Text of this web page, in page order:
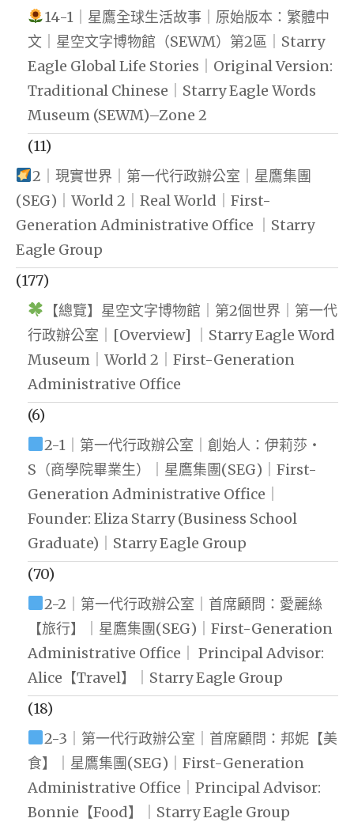
14-1｜星鷹全球生活故事｜原始版本：繁體中
文｜星空文字博物館（SEWM）第2區｜Starry
Eagle Global Life Stories｜Original Version:
Traditional Chinese｜Starry Eagle Words
Museum (SEWM)–Zone 2
(11)
2｜現實世界｜第一代行政辦公室｜星鷹集團
(SEG)｜World 2｜Real World｜First-
Generation Administrative Office ｜Starry
Eagle Group
(177)
【總覽】星空文字博物館｜第2個世界｜第一代
行政辦公室｜[Overview] ｜Starry Eagle Word
Museum｜World 2｜First-Generation
Administrative Office
(6)
2-1｜第一代行政辦公室｜創始人：伊莉莎・
S（商學院畢業生）｜星鷹集團(SEG)｜First-
Generation Administrative Office｜
Founder: Eliza Starry (Business School
Graduate)｜Starry Eagle Group
(70)
2-2｜第一代行政辦公室｜首席顧問：愛麗絲
【旅行】｜星鷹集團(SEG)｜First-Generation
Administrative Office｜ Principal Advisor:
Alice【Travel】｜Starry Eagle Group
(18)
2-3｜第一代行政辦公室｜首席顧問：邦妮【美
食】｜星鷹集團(SEG)｜First-Generation
Administrative Office｜Principal Advisor:
Bonnie【Food】｜Starry Eagle Group